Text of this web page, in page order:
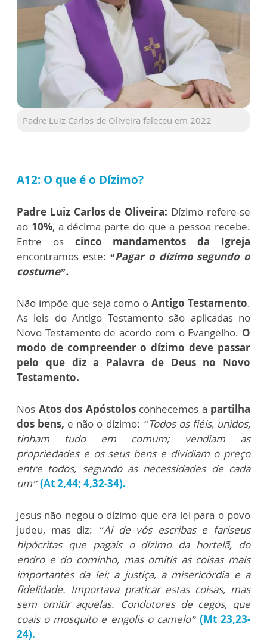
Padre Luiz Carlos de Oliveira faleceu em 2022
A12: O que é o Dízimo?
Padre Luiz Carlos de Oliveira: Dízimo refere-se
ao 10%, a décima parte do que a pessoa recebe.
Entre os cinco mandamentos da Igreja
encontramos este: “Pagar o dízimo segundo o
costume”.
Não impõe que seja como o Antigo Testamento.
As leis do Antigo Testamento são aplicadas no
Novo Testamento de acordo com o Evangelho. O
modo de compreender o dízimo deve passar
pelo que diz a Palavra de Deus no Novo
Testamento.
Nos Atos dos Apóstolosconhecemos a partilha
dos bens, e não o dízimo: “Todos os fiéis, unidos,
tinham tudo em comum; vendiam as
propriedades e os seus bens e dividiam o preço
entre todos, segundo as necessidades de cada
um”(At 2,44; 4,32-34).
Jesus não negou o dízimo que era lei para o povo
judeu, mas diz: “Ai de vós escribas e fariseus
hipócritas que pagais o dízimo da hortelã, do
endro e do cominho, mas omitis as coisas mais
importantes da lei: a justiça, a misericórdia e a
fidelidade. Importava praticar estas coisas, mas
sem omitir aquelas. Condutores de cegos, que
coais o mosquito e engolis o camelo”(Mt 23,23-
24).